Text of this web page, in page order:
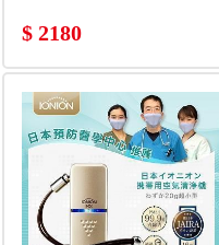
$ 2180